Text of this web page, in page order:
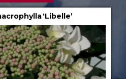
‘Libelle’